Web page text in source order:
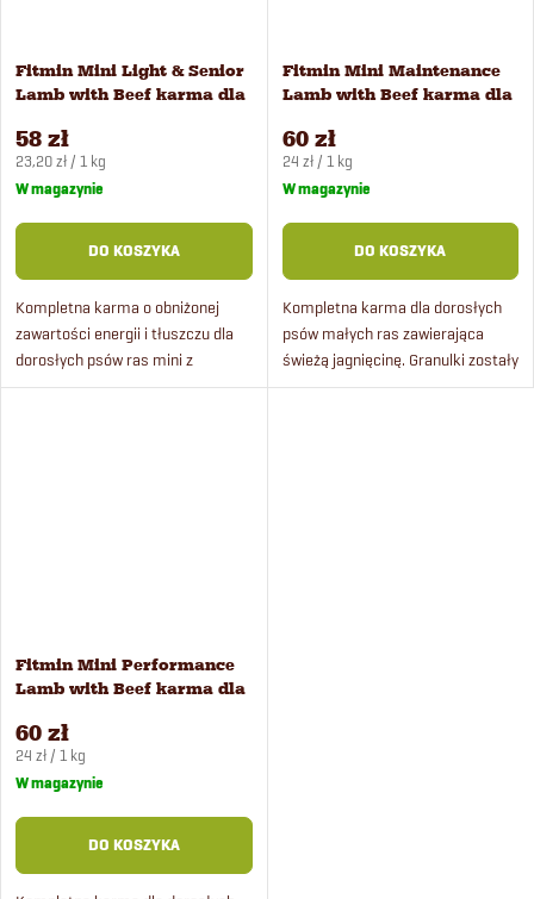
Fitmin Mini Light & Senior
Lamb with Beef karma dla
58 zł
Cena
jednostkowa:
23,20 zł / 1 kg
W magazynie
DO KOSZYKA
Kompletna karma o obniżonej
zawartości energii i tłuszczu dla
dorosłych psów ras mini z
nadwagą oraz dla starszych psów
Fitmin Mini Maintenance
Lamb with Beef karma dla
60 zł
Cena
jednostkowa:
24 zł / 1 kg
W magazynie
DO KOSZYKA
Kompletna karma dla dorosłych
psów małych ras zawierająca
świeżą jagnięcinę. Granulki zostały
opracowane specjalnie dla małych
Fitmin Mini Performance
Lamb with Beef karma dla
60 zł
Cena
jednostkowa:
24 zł / 1 kg
W magazynie
DO KOSZYKA